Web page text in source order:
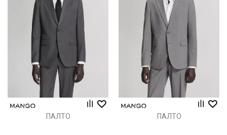
ПАЛТО ПАЛТО